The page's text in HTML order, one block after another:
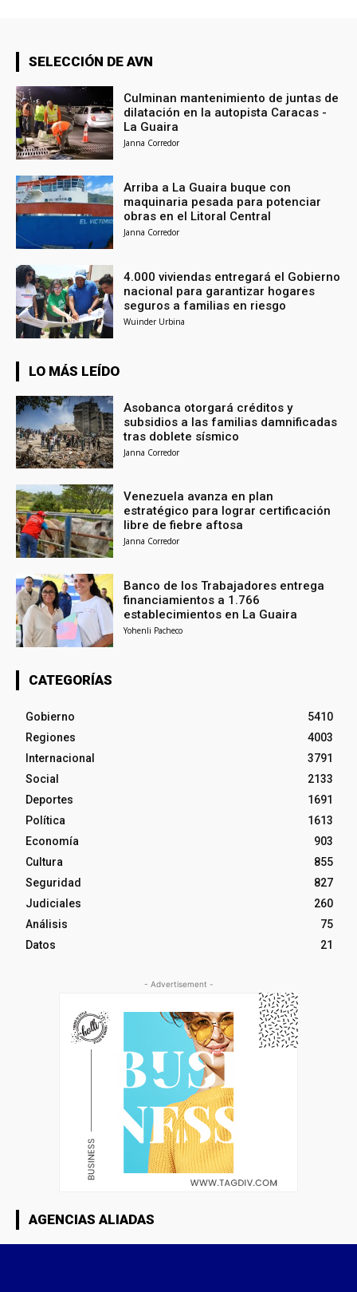
SELECCIÓN DE AVN
Culminan mantenimiento de juntas de
dilatación en la autopista Caracas -
La Guaira
Janna Corredor
Arriba a La Guaira buque con
maquinaria pesada para potenciar
obras en el Litoral Central
Janna Corredor
4.000 viviendas entregará el Gobierno
nacional para garantizar hogares
seguros a familias en riesgo
Wuinder Urbina
LO MÁS LEÍDO
Asobanca otorgará créditos y
subsidios a las familias damnificadas
tras doblete sísmico
Janna Corredor
Venezuela avanza en plan
estratégico para lograr certificación
libre de fiebre aftosa
Janna Corredor
Banco de los Trabajadores entrega
financiamientos a 1.766
establecimientos en La Guaira
Yohenli Pacheco
CATEGORÍAS
Gobierno
5410
Regiones
4003
Internacional
3791
Social
2133
Deportes
1691
Política
1613
Economía
903
Cultura
855
Seguridad
827
Judiciales
260
Análisis
75
Datos
21
- Advertisement -
AGENCIAS ALIADAS